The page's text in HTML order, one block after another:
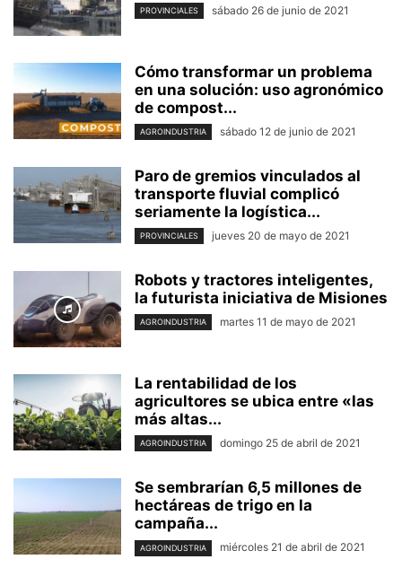
PROVINCIALES sábado 26 de junio de 2021
Cómo transformar un problema
en una solución: uso agronómico
de compost...
AGROINDUSTRIA sábado 12 de junio de 2021
Paro de gremios vinculados al
transporte fluvial complicó
seriamente la logística...
PROVINCIALES jueves 20 de mayo de 2021
Robots y tractores inteligentes,
la futurista iniciativa de Misiones
AGROINDUSTRIA martes 11 de mayo de 2021
La rentabilidad de los
agricultores se ubica entre «las
más altas...
AGROINDUSTRIA domingo 25 de abril de 2021
Se sembrarían 6,5 millones de
hectáreas de trigo en la
campaña...
AGROINDUSTRIA miércoles 21 de abril de 2021